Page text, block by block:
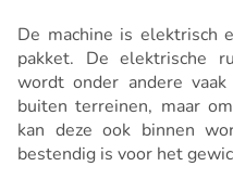
De machine is elektrisch
pakket. De elektrische
wordt onder andere
buiten terreinen, maar
kan deze ook binnen
bestendig is voor het